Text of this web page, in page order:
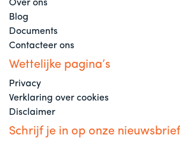
Over ons
Blog
Documents
Contacteer ons
Wettelijke pagina’s
Privacy
Verklaring over cookies
Disclaimer
Schrijf je in op onze